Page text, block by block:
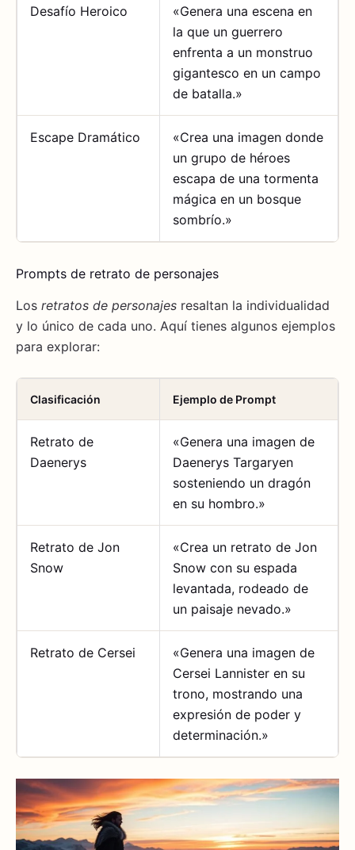
Desafío Heroico
«Genera una escena en
la que un guerrero
enfrenta a un monstruo
gigantesco en un campo
de batalla.»
Escape Dramático
«Crea una imagen donde
un grupo de héroes
escapa de una tormenta
mágica en un bosque
sombrío.»
Prompts de retrato de personajes
Los retratos de personajes resaltan la individualidad
y lo único de cada uno. Aquí tienes algunos ejemplos
para explorar:
Clasificación Ejemplo de Prompt
Retrato de
Daenerys
«Genera una imagen de
Daenerys Targaryen
sosteniendo un dragón
en su hombro.»
Retrato de Jon
Snow
«Crea un retrato de Jon
Snow con su espada
levantada, rodeado de
un paisaje nevado.»
Retrato de Cersei
«Genera una imagen de
Cersei Lannister en su
trono, mostrando una
expresión de poder y
determinación.»